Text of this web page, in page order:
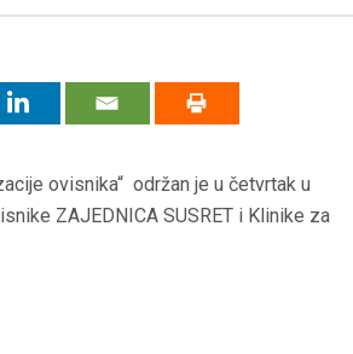
ovisnika“ održan je u četvrtak u
ZAJEDNICA SUSRET i Klinike za